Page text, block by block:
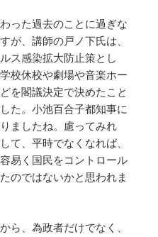
った過去のことに過ぎな
が、講師の戸ノ下氏は、
ス感染拡大防止策とし
校休校や劇場や音楽ホー
を閣議決定で決めたこと
た。小池百合子都知事に
ましたね。慮ってみれ
て、平時でなくなれば、
易く国民をコントロール
のではないかと思われま
ら、為政者だけでなく、